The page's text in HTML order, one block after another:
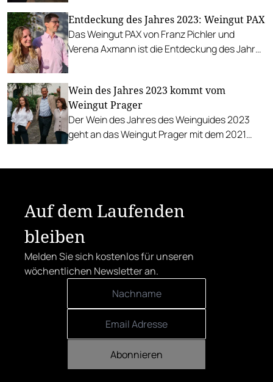
Entdeckung des Jahres 2023: Weingut PAX
Das Weingut PAX von Franz Pichler und
Verena Axmann ist die Entdeckung des Jahres
Wein des Jahres 2023 kommt vom
Weingut Prager
Der Wein des Jahres des Weinguides 2023
geht an das Weingut Prager mit dem 2021
Auf dem Laufenden
bleiben
Melden Sie sich kostenlos für unseren
wöchentlichen Newsletter an.
Abonnieren